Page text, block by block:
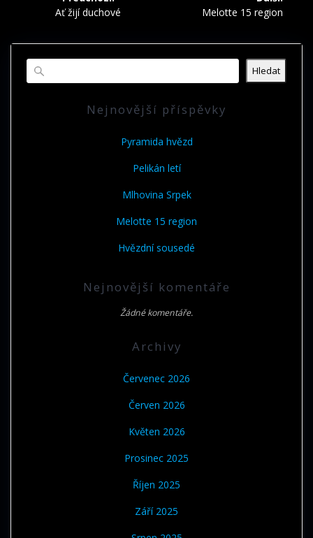
příspěvek
Předchozí
Ať žijí duchové
Další
Melotte 15 region
Hledat
Nejnovější příspěvky
Pyramida hvězd
Pelikán letí
Mlhovina Srpek
Melotte 15 region
Hvězdní sousedé
Nejnovější komentáře
Žádné komentáře.
Archivy
Červenec 2026
Červen 2026
Květen 2026
Prosinec 2025
Říjen 2025
Září 2025